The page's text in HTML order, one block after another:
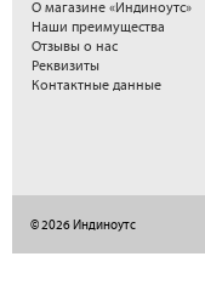
О магазине «Индиноутс»
Наши преимущества
Отзывы о нас
Реквизиты
Контактные данные
© 2026 Индиноутс